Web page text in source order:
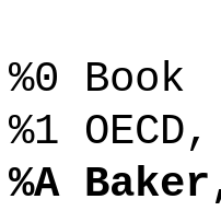
%0 Book
%1
%A